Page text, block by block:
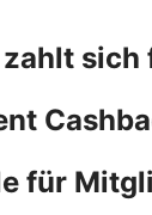
sich
für